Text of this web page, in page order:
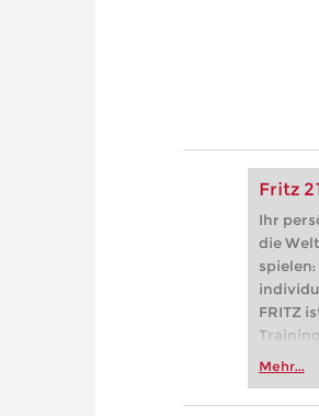
Fritz
Ihr
die
FRITZ
zuvor.
Mehr...